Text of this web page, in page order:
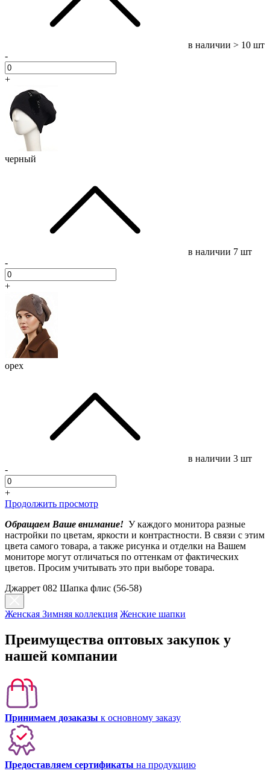
в наличии > 10 шт
-
+
черный
в наличии 7 шт
-
+
орех
в наличии 3 шт
-
+
Продолжить просмотр
Обращаем Ваше внимание! У каждого монитора разные
настройки по цветам, яркости и контрастности. В связи с этим
цвета самого товара, а также рисунка и отделки на Вашем
мониторе могут отличаться по оттенкам от фактических
цветов. Просим учитывать это при выборе товара.
Джаррет 082 Шапка флис (56-58)
Женская Зимняя коллекция Женские шапки
Преимущества оптовых закупок у
нашей компании
Принимаем дозаказы к основному заказу
Предоставляем сертификаты на продукцию